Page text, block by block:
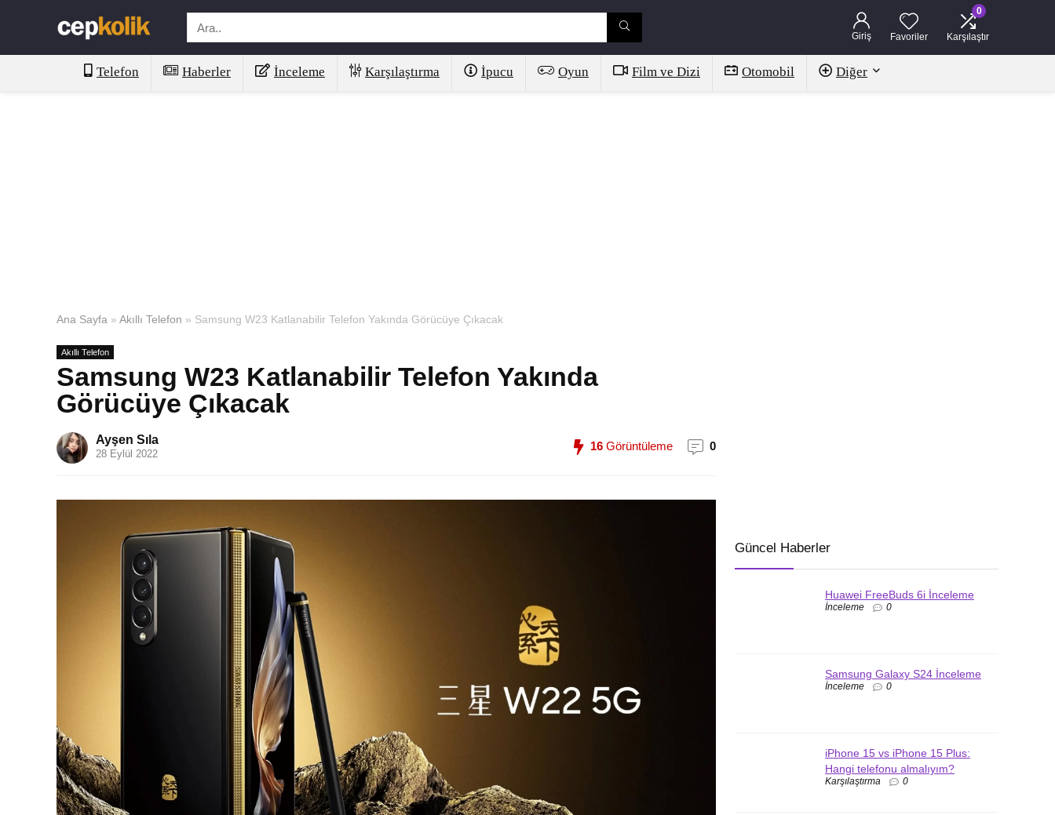
Giriş Favoriler
0
Karşılaştır
Telefon Haberler İnceleme Karşılaştırma İpucu Oyun Film ve Dizi Otomobil Diğer
Ana Sayfa » Akıllı Telefon » Samsung W23 Katlanabilir Telefon Yakında Görücüye Çıkacak
Akıllı Telefon
Samsung W23 Katlanabilir Telefon Yakında
Görücüye Çıkacak
Ayşen Sıla
28 Eylül 2022
16 Görüntüleme 0
Güncel Haberler
Huawei FreeBuds 6i İnceleme
İnceleme 0
Samsung Galaxy S24 İnceleme
İnceleme 0
iPhone 15 vs iPhone 15 Plus:
Hangi telefonu almalıyım?
Karşılaştırma 0